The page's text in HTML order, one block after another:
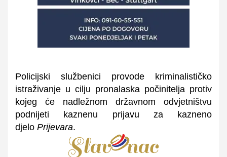
Policijski službenici provode kriminalističko
istraživanje u cilju pronalaska počinitelja protiv
kojeg će nadležnom državnom odvjetništvu
podnijeti kaznenu prijavu za kazneno
djelo Prijevara.